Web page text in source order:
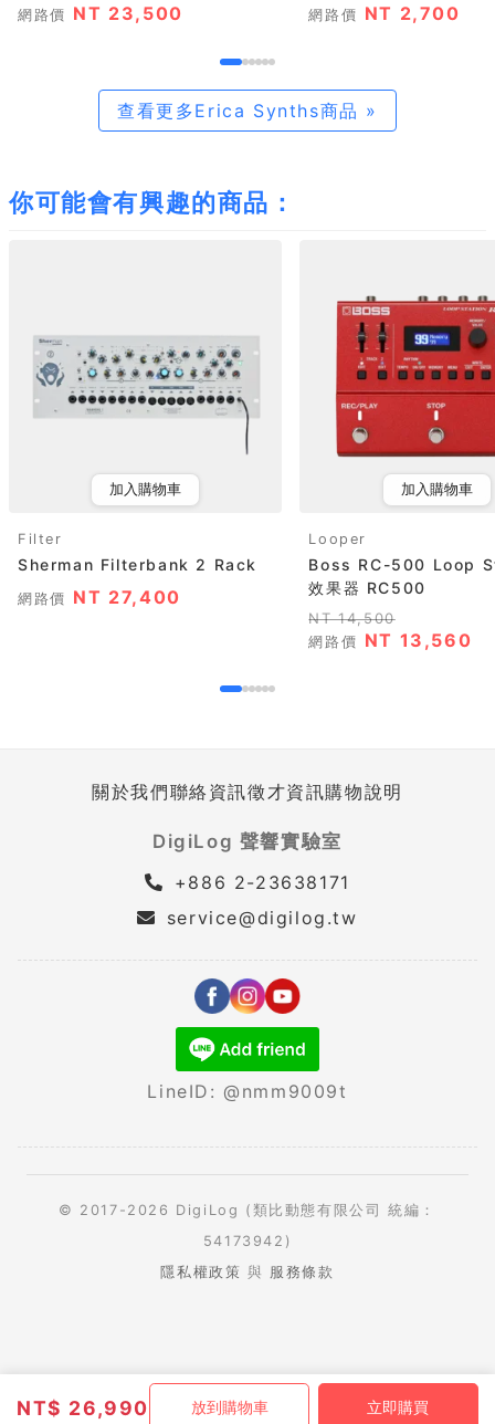
NT$ 26,990 放到購物車 立即購買
網路價 NT 23,500 網路價 NT 2,700
查看更多Erica Synths商品 »
你可能會有興趣的商品：
加入購物車
Filter
Sherman Filterbank 2 Rack
網路價 NT 27,400
加入購物車
Looper
Boss RC-500 Loop
效果器 RC500
NT 14,500
網路價 NT 13,560
關於我們聯絡資訊徵才資訊購物說明
DigiLog 聲響實驗室
+886 2-23638171
service@digilog.tw
LineID: @nmm9009t
© 2017-2026 DigiLog (類比動態有限公司 統編：
54173942)
隱私權政策 與 服務條款